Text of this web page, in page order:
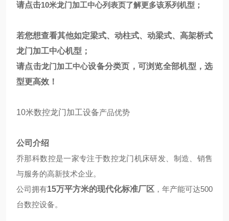
请点击10米龙门加工中心列表页了解更多该系列机型；
若您想查看其他如定梁式、动柱式、动梁式、高架桥式
龙门加工中心机型；
请点击龙门加工中心设备分类页，可浏览全部机型，选
型更高效！
10米数控龙门加工设备产品优势
公司介绍
乔那科数控是一家专注于数控龙门机床研发、制造、销售
与服务的高新技术企业。
公司拥有15万平方米的现代化标准厂区 ，年产能可达500
台数控设备。